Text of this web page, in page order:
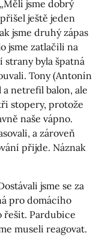
„Měli jsme dobrý
ještě jeden
jsme druhý zápas
jsme zatlačili na
strany byla špatná
Tony (Antonín
netrefil balon, ale
stopery, protože
naše vápno.
a zároveň
přijde. Náznak
jsme se za
pro domácího
řešit. Pardubice
museli reagovat.